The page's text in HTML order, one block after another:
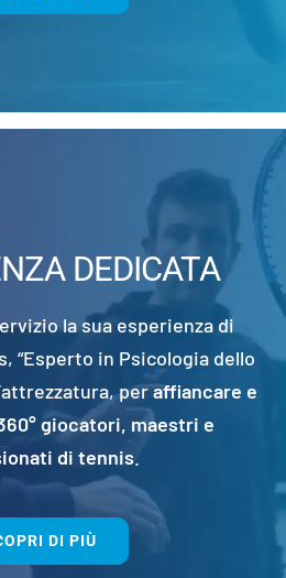
DEDICATA
la sua esperienza di
“Esperto in Psicologia dello
peraffiancare e
giocatori, maestri e
di tennis.
DI PIÙ